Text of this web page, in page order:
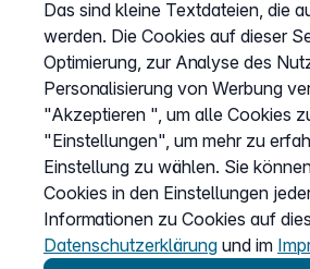
Das sind kleine Textdateien, die
werden. Die Cookies auf dieser
Optimierung, zur Analyse des
Personalisierung von Werbung
"Akzeptieren ", um alle Cookies
"Einstellungen", um mehr zu
Einstellung zu wählen. Sie
Cookies in den Einstellungen
Informationen zu Cookies auf
Datenschutzerklärung und im